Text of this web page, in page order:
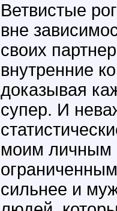
Ветвистые
вне
своих
внутренние
доказывая
супер. И
моим личным
сильнее и